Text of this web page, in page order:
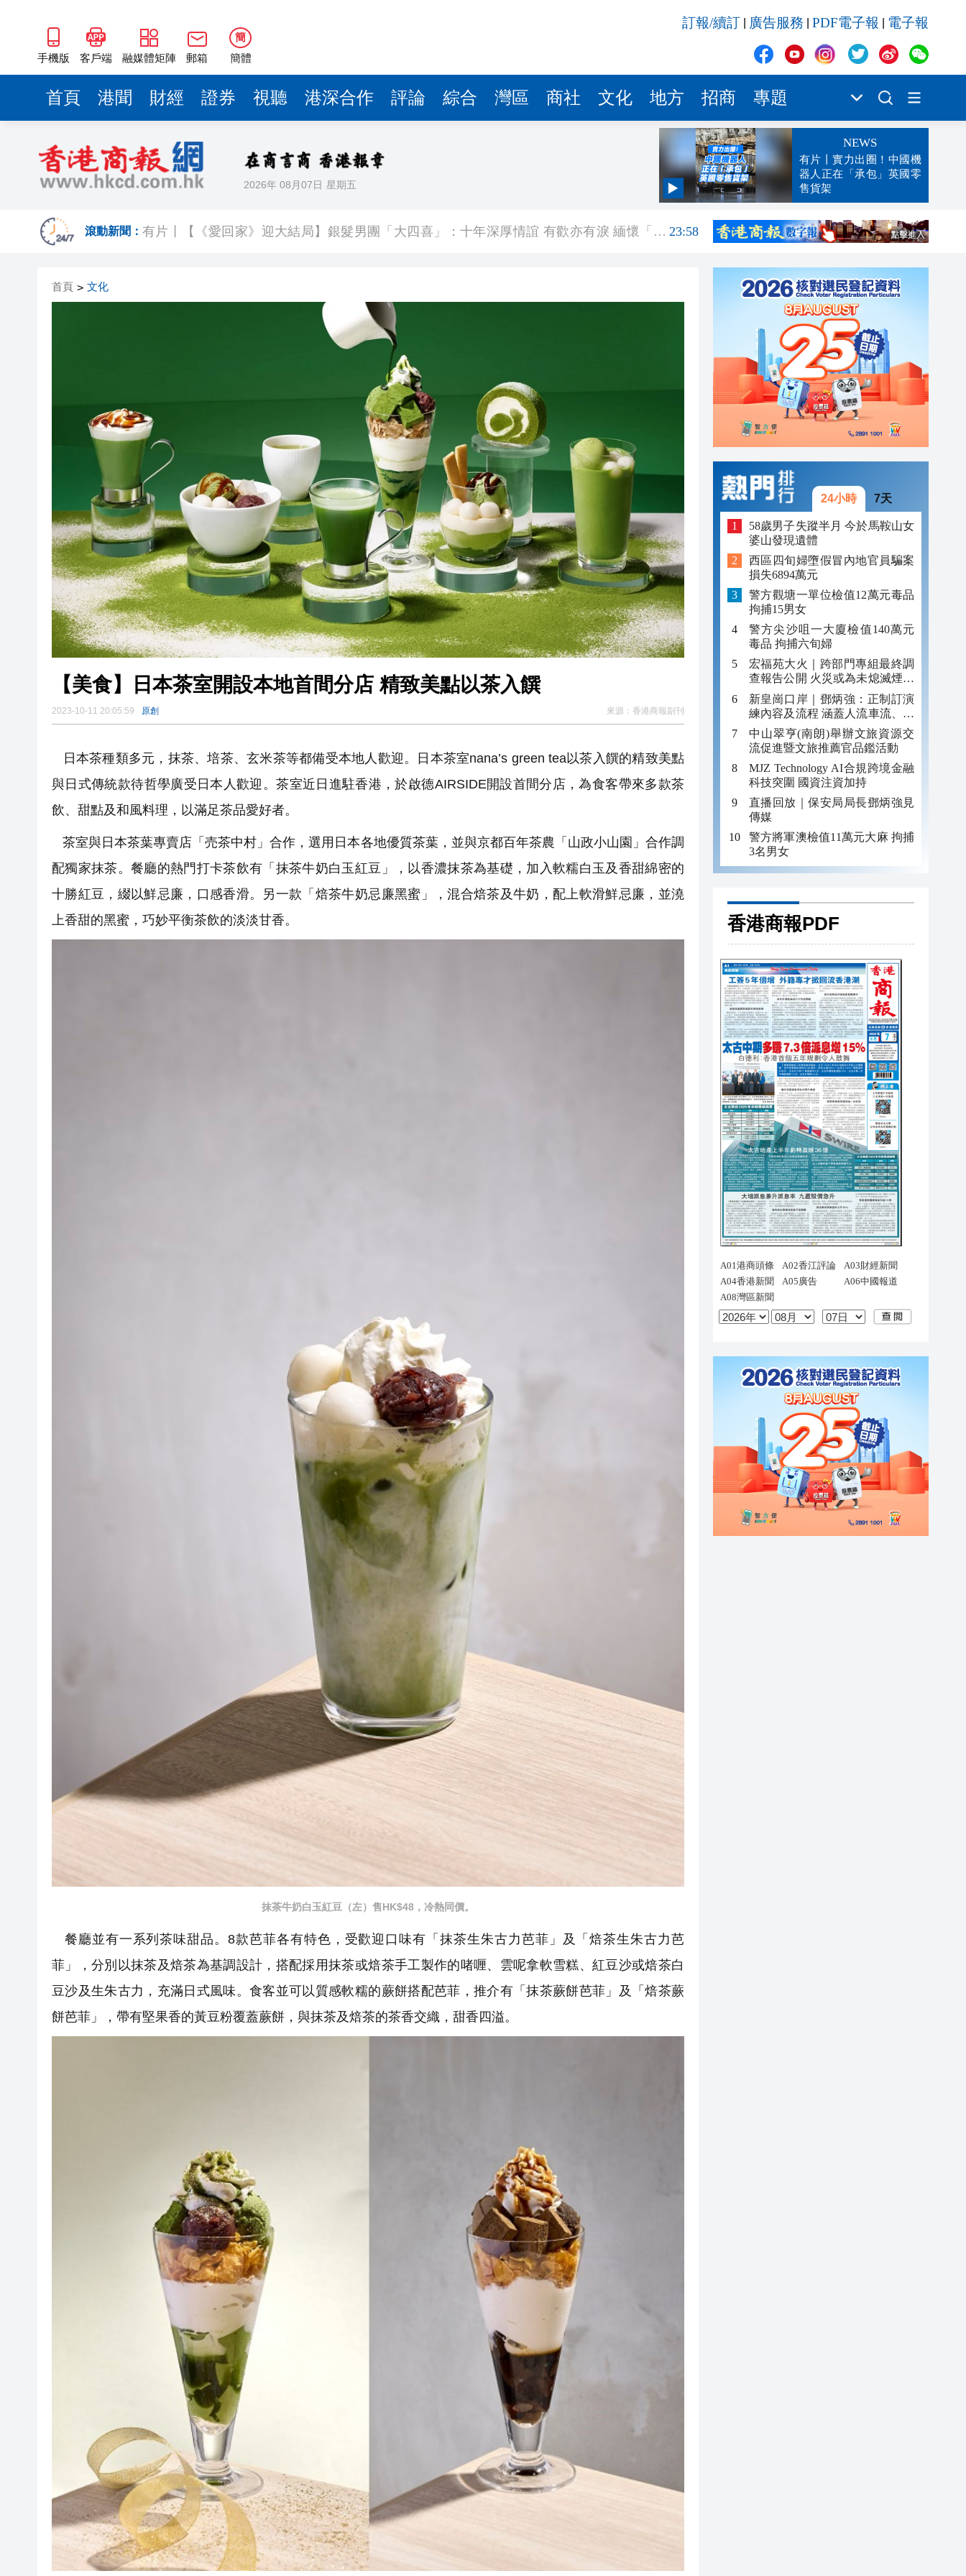
手機版 客戶端 融媒體矩陣 郵箱
簡
簡體
訂報/續訂 廣告服務 PDF電子報 電子報
首頁 港聞 財經 證券 視聽 港深合作 評論 綜合 灣區 商社 文化 地方 招商 專題
2026年 08月07日 星期五
NEWS
有片丨實力出圈！中國機
器人正在「承包」英國零
售貨架
滾動新聞：
00:16
有片丨【《愛回家》迎大結局】銀髮男團「大四喜」：十年深厚情誼 有歡亦有淚 緬懷「豹 23:58
李家超：鼓勵保險業開發跨境產品 便利灣區居民
車路士主帥星將粉嶺揮桿 為香港行畫圓滿句號
波黑130年歷史鋼廠走向破產重組 逾1500工人或失業
日本2027國防預算申請近9萬億日圓創新高 應對新型作戰方式
首頁 > 文化
【美食】日本茶室開設本地首間分店 精致美點以茶入饌
2023-10-11 20:05:59 原創 來源： 香港商報副刊
日本茶種類多元，抹茶、培茶、玄米茶等都備受本地人歡迎。日本茶室nana’s green tea以茶入饌的精致美點
與日式傳統款待哲學廣受日本人歡迎。茶室近日進駐香港，於啟德AIRSIDE開設首間分店，為食客帶來多款茶
飲、甜點及和風料理，以滿足茶品愛好者。
茶室與日本茶葉專賣店「売茶中村」合作，選用日本各地優質茶葉，並與京都百年茶農「山政小山園」合作調
配獨家抹茶。餐廳的熱門打卡茶飲有「抹茶牛奶白玉紅豆」，以香濃抹茶為基礎，加入軟糯白玉及香甜綿密的
十勝紅豆，綴以鮮忌廉，口感香滑。另一款「焙茶牛奶忌廉黑蜜」，混合焙茶及牛奶，配上軟滑鮮忌廉，並澆
上香甜的黑蜜，巧妙平衡茶飲的淡淡甘香。
抹茶牛奶白玉紅豆（左）售HK$48，冷熱同價。
餐廳並有一系列茶味甜品。8款芭菲各有特色，受歡迎口味有「抹茶生朱古力芭菲」及「焙茶生朱古力芭
菲」，分別以抹茶及焙茶為基調設計，搭配採用抹茶或焙茶手工製作的啫喱、雲呢拿軟雪糕、紅豆沙或焙茶白
豆沙及生朱古力，充滿日式風味。食客並可以質感軟糯的蕨餅搭配芭菲，推介有「抹茶蕨餅芭菲」及「焙茶蕨
餅芭菲」，帶有堅果香的黃豆粉覆蓋蕨餅，與抹茶及焙茶的茶香交織，甜香四溢。
24小時 7天
58歲男子失蹤半月 今於馬鞍山女
婆山發現遺體
西區四旬婦墮假冒內地官員騙案
損失6894萬元
警方觀塘一單位檢值12萬元毒品
拘捕15男女
警方尖沙咀一大廈檢值140萬元
毒品 拘捕六旬婦
宏福苑大火｜跨部門專組最終調
查報告公開 火災或為未熄滅煙頭
引發
新皇崗口岸｜鄧炳強：正制訂演
練內容及流程 涵蓋人流車流、緊
急應變等
中山翠亨(南朗)舉辦文旅資源交
流促進暨文旅推薦官品鑑活動
MJZ Technology AI合規跨境金融
科技突圍 國資注資加持
直播回放｜保安局局長鄧炳強見
傳媒
警方將軍澳檢值11萬元大麻 拘捕
3名男女
香港商報PDF